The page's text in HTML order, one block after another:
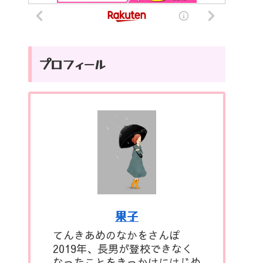
プロフィール
果子
てんきあめのなかをさんぽ
2019年、長男が登校できなく